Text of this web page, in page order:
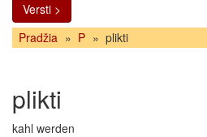
Versti >
Pradžia » P » plikti
plikti
kahl werden